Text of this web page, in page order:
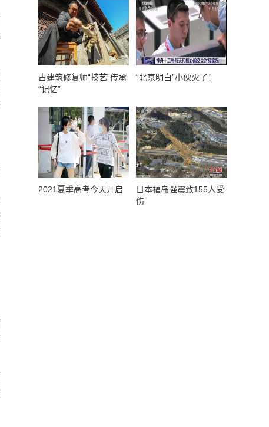
古建筑修复师“技艺”传承
“记忆”
“北京明白”小伙火了！
2021夏季高考今天开启
日本福岛强震致155人受
伤